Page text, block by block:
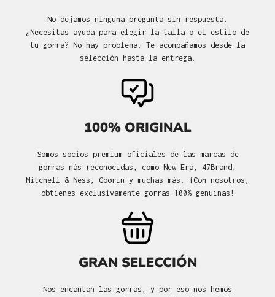
No dejamos ninguna pregunta sin respuesta.
¿Necesitas ayuda para elegir la talla o el estilo de
tu gorra? No hay problema. Te acompañamos desde la
selección hasta la entrega.
100% ORIGINAL
Somos socios premium oficiales de las marcas de
gorras más reconocidas, como New Era, 47Brand,
Mitchell & Ness, Goorin y muchas más. ¡Con nosotros,
obtienes exclusivamente gorras 100% genuinas!
GRAN SELECCIÓN
Nos encantan las gorras, y por eso nos hemos